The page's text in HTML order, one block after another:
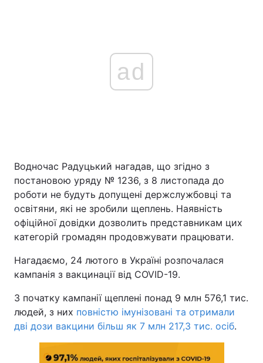
ad
Водночас Радуцький нагадав, що згідно з
постановою уряду № 1236, з 8 листопада до
роботи не будуть допущені держслужбовці та
освітяни, які не зробили щеплень. Наявність
офіційної довідки дозволить представникам цих
категорій громадян продовжувати працювати.
Нагадаємо, 24 лютого в Україні розпочалася
кампанія з вакцинації від COVID-19.
З початку кампанії щеплені понад 9 млн 576,1 тис.
людей, з них повністю імунізовані та отримали
дві дози вакцини більш як 7 млн 217,3 тис. осіб.